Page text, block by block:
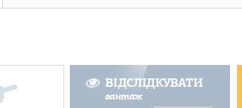
ВІДСЛІДКУВАТИ
вантаж